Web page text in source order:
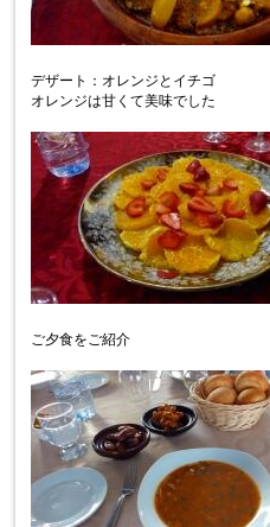
デザート：オレンジとイチゴ
オレンジは甘くて美味でした
ご夕食をご紹介